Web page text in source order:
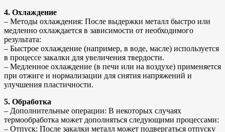
4. Охлаждение
– Методы охлаждения: После выдержки металл быстро или
медленно охлаждается в зависимости от необходимого
результата:
– Быстрое охлаждение (например, в воде, масле) используется
в процессе закалки для увеличения твердости.
– Медленное охлаждение (в печи или на воздухе) применяется
при отжиге и нормализации для снятия напряжений и
улучшения пластичности.
5. Обработка
– Дополнительные операции: В некоторых случаях
термообработка может дополняться следующими процессами:
– Отпуск: После закалки металл может подвергаться отпуску